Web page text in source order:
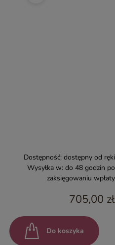
Dostępność: dostępny od ręki
Wysyłka w: do 48 godzin po
zaksięgowaniu wpłaty
705,00 zł
Do koszyka